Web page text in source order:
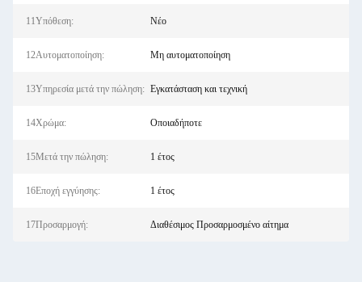
11Υπόθεση: Νέο
12Αυτοματοποίηση: Μη αυτοματοποίηση
13Υπηρεσία μετά την πώληση: Εγκατάσταση και τεχνική
14Χρώμα: Οποιαδήποτε
15Μετά την πώληση: 1 έτος
16Εποχή εγγύησης: 1 έτος
17Προσαρμογή: Διαθέσιμος Προσαρμοσμένο αίτημα